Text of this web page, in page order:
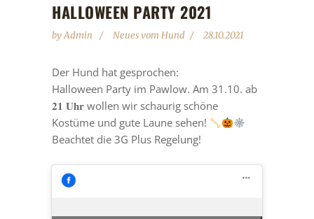
HALLOWEEN PARTY 2021
byAdmin Neues vom Hund 28.10.2021
Der Hund hat gesprochen:
Halloween Party im Pawlow. Am 31.10. ab
𝟐𝟏 𝐔𝐡𝐫 wollen wir schaurig schöne
Kostüme und gute Laune sehen!
Beachtet die 3G Plus Regelung!